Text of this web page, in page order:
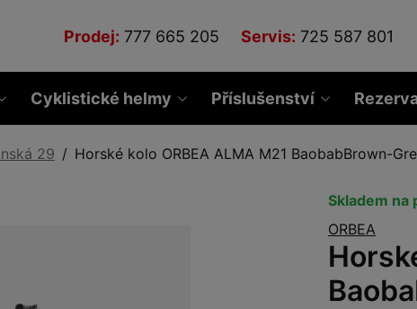
Prodej: 777 665 205 Servis: 725 587 801
Cyklistické helmy Příslušenství
29 Horské kolo ORBEA ALMA M21 BaobabBrown-
Skladem na
ORBEA